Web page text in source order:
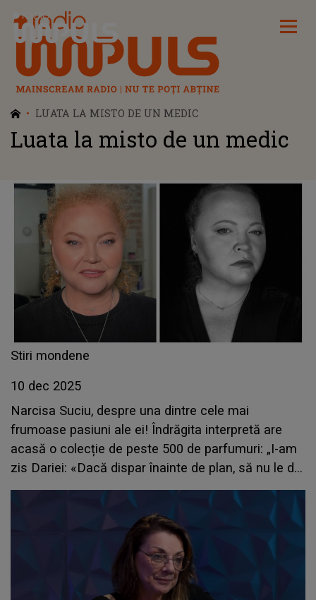
Radio Impuls
LUATA LA MISTO DE UN MEDIC
Luata la misto de un medic
Stiri mondene
10 dec 2025
Narcisa Suciu, despre una dintre cele mai
frumoase pasiuni ale ei! Îndrăgita interpretă are
acasă o colecție de peste 500 de parfumuri: „I-am
zis Dariei: «Dacă dispar înainte de plan, să nu le dai
pe nimic. Ai putea să îți cumperi o garsonieră